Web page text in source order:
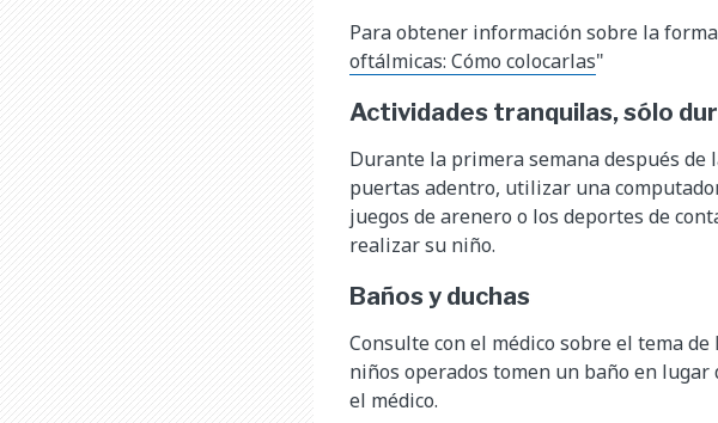
Para obtener información sobre la
oftálmicas: Cómo colocarlas"
Actividades tranquilas, sólo
Durante la primera semana después
puertas adentro, utilizar una
juegos de arenero o los deportes de
realizar su niño.
Baños y duchas
Consulte con el médico sobre el tema
niños operados tomen un baño en lugar
el médico.